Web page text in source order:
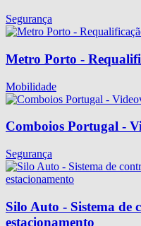
Segurança
Metro Porto -
Mobilidade
Comboios Portugal -
Segurança
Silo Auto - Sistema de
estacionamento